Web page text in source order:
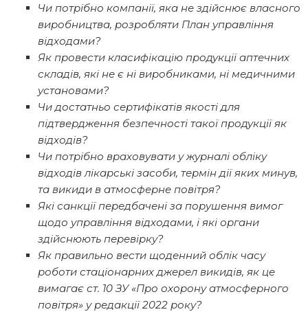
Чи потрібно компанії, яка не здійснює власного
виробництва, розробляти План управління
відходами?
Як провести класифікацію продукції аптечних
складів, які не є ні виробниками, ні медичними
установами?
Чи достатньо сертифікатів якості для
підтвердження безпечності такої продукції як
відходів?
Чи потрібно враховувати у журналі обліку
відходів лікарські засоби, термін дії яких минув,
та викиди в атмосферне повітря?
Які санкції передбачені за порушення вимог
щодо управління відходами, і які органи
здійснюють перевірку?
Як правильно вести щоденний облік часу
роботи стаціонарних джерел викидів, як це
вимагає ст. 10 ЗУ «Про охорону атмосферного
повітря» у редакції 2022 року?